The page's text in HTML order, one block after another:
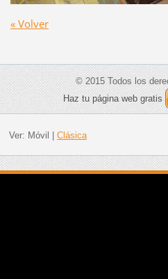
« Volver
© 2015 Todos los
Haz tu página web gratis
Ver: Móvil Clásica